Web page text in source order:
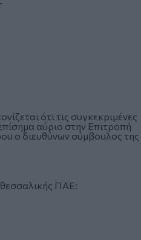
ότι τις συγκεκριμένες
αύριο στην Επιτροπή
ο διευθύνων σύμβουλος της
ΠΑΕ: